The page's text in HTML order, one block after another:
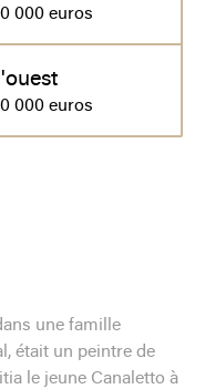
000 euros
000 euros
une famille
était un peintre de
le jeune Canaletto à